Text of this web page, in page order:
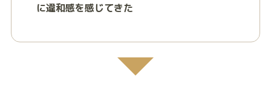
に違和感を感じてきた